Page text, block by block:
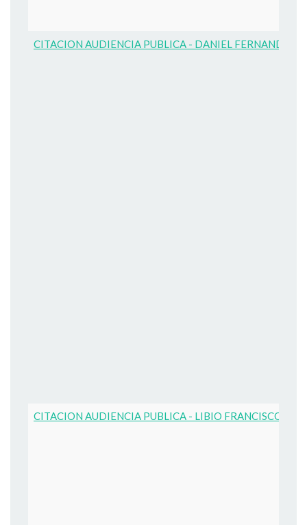
CITACION AUDIENCIA PUBLICA - DANIEL FERNANDO
CITACION AUDIENCIA PUBLICA - LIBIO FRANCISCO